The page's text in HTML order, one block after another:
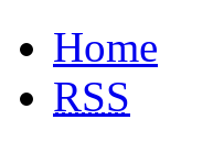
Home
RSS